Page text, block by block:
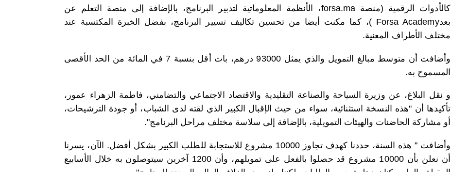
كالأدوات الرقمية (منصة forsa.ma، الأنظمة المعلوماتية لتدبير البرنامج، بالإضافة إلى منصة التعلم عن
بعدForsa Academy )، كما مكنت أيضا من تحسين تكاليف تسيير البرنامج، بفضل الخبرة المكتسبة عند
مختلف الأطراف المعنية.
وأضافت أن متوسط مبالغ التمويل والذي يمثل 93000 درهم، بات أقل بنسبة 7 في المائة من الحد الأقصى
المسموح به.
و نقل البلاغ، عن وزيرة السياحة والصناعة التقليدية والاقتصاد الاجتماعي والتضامني، فاطمة الزهراء عمور،
تأكيدها أن "هذه النسخة استثنائية، سواء من حيث الإقبال الكبير الذي لقته لدى الشباب، أو جودة الترشيحات،
أو مشاركة الحاضنات والهيئات التمويلية، بالإضافة إلى سلاسة مختلف مراحل البرنامج".
وأضافت " هذه السنة، حددنا كهدف تجاوز 10000 مشروع للاستجابة للطلب الكبير بشكل أفضل. الآن، يسرنا
أن نعلن بأن 10000 مشروع قد حصلوا بالفعل على تمويلهم، وأن 1200 آخرين سيتوصلون به خلال الأسابيع